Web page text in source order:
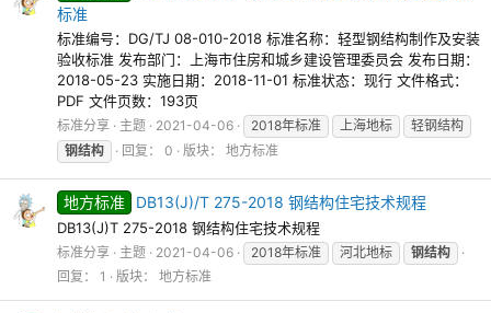
标准
标准编号：DG/TJ 08-010-2018 标准名称：轻型钢结构制作及安装
验收标准 发布部门：上海市住房和城乡建设管理委员会 发布日期：
2018-05-23 实施日期：2018-11-01 标准状态：现行 文件格式：
PDF 文件页数：193页
标准分享 主题 2021-04-06 2018年标准 上海地标
轻钢结构
钢结构
回复： 0 版块： 地方标准
地方标准 DB13(J)/T 275-2018 钢结构住宅技术规程
DB13(J)T 275-2018 钢结构住宅技术规程
标准分享 主题 2021-04-06 2018年标准 河北地标
钢结构
回复： 1
版块： 地方标准